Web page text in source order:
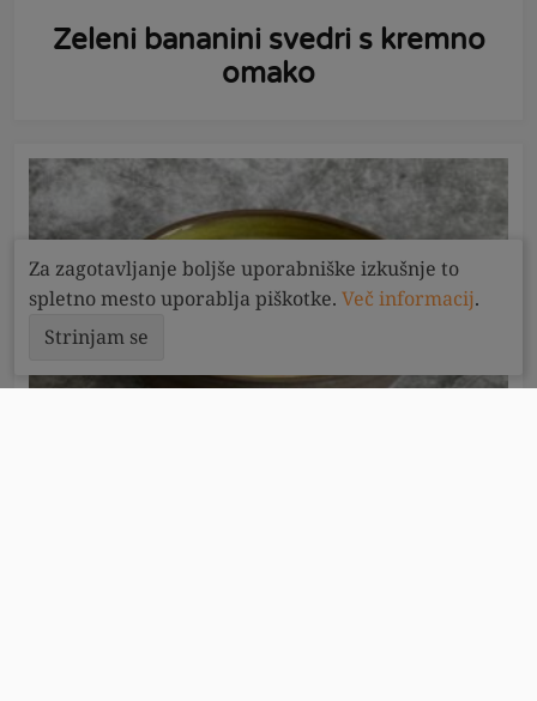
Zeleni bananini svedri s kremno
omako
Za zagotavljanje boljše uporabniške izkušnje to
spletno mesto uporablja piškotke. Več informacij.
Strinjam se